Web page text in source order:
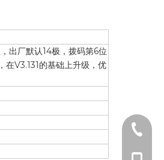
厂默认14极，拨码第6位
V3.131的基础上升级，优
0512-